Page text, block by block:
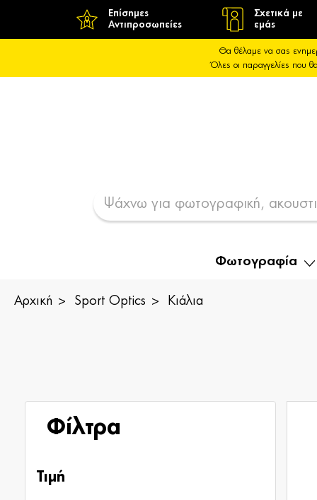
Επίσημες
Αντιπροσωπείες
Σχετικά με
εμάς
Θα θέλαμε να σας
Όλες οι παραγγελίες
Φωτογραφία
Αρχική Sport Optics Κιάλια
Φίλτρα
Τιμή